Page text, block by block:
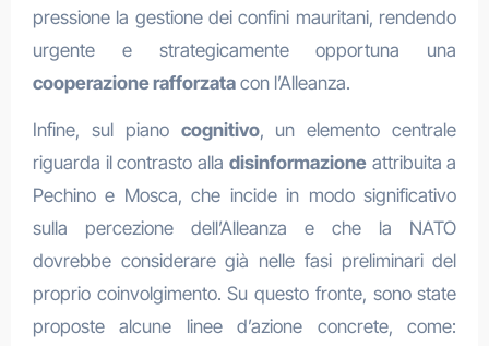
pressione la gestione dei confini mauritani, rendendo
urgente e strategicamente opportuna una
cooperazione rafforzatacon l’Alleanza.
Infine, sul piano cognitivo, un elemento centrale
riguarda il contrasto alla disinformazioneattribuita a
Pechino e Mosca, che incide in modo significativo
sulla percezione dell’Alleanza e che la NATO
dovrebbe considerare già nelle fasi preliminari del
proprio coinvolgimento. Su questo fronte, sono state
proposte alcune linee d’azione concrete, come: